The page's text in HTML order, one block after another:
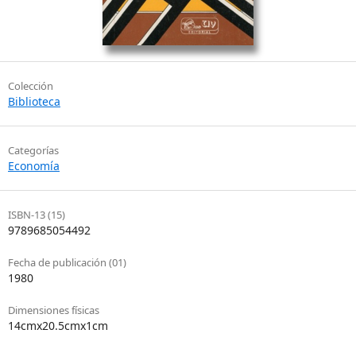
Colección
Biblioteca
Categorías
Economía
ISBN-13 (15)
9789685054492
Fecha de publicación (01)
1980
Dimensiones físicas
14cmx20.5cmx1cm